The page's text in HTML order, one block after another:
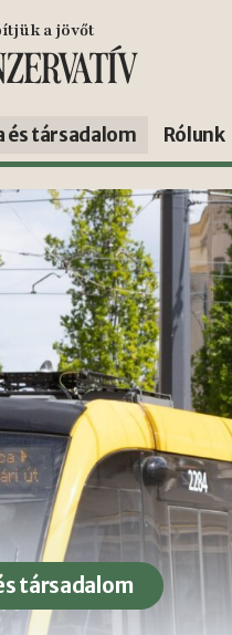
a jövőt
és társadalom Rólunk
társadalom